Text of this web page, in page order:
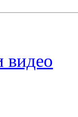
видео